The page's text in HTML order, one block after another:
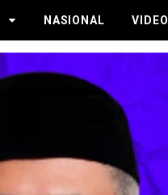
NASIONAL VIDEO